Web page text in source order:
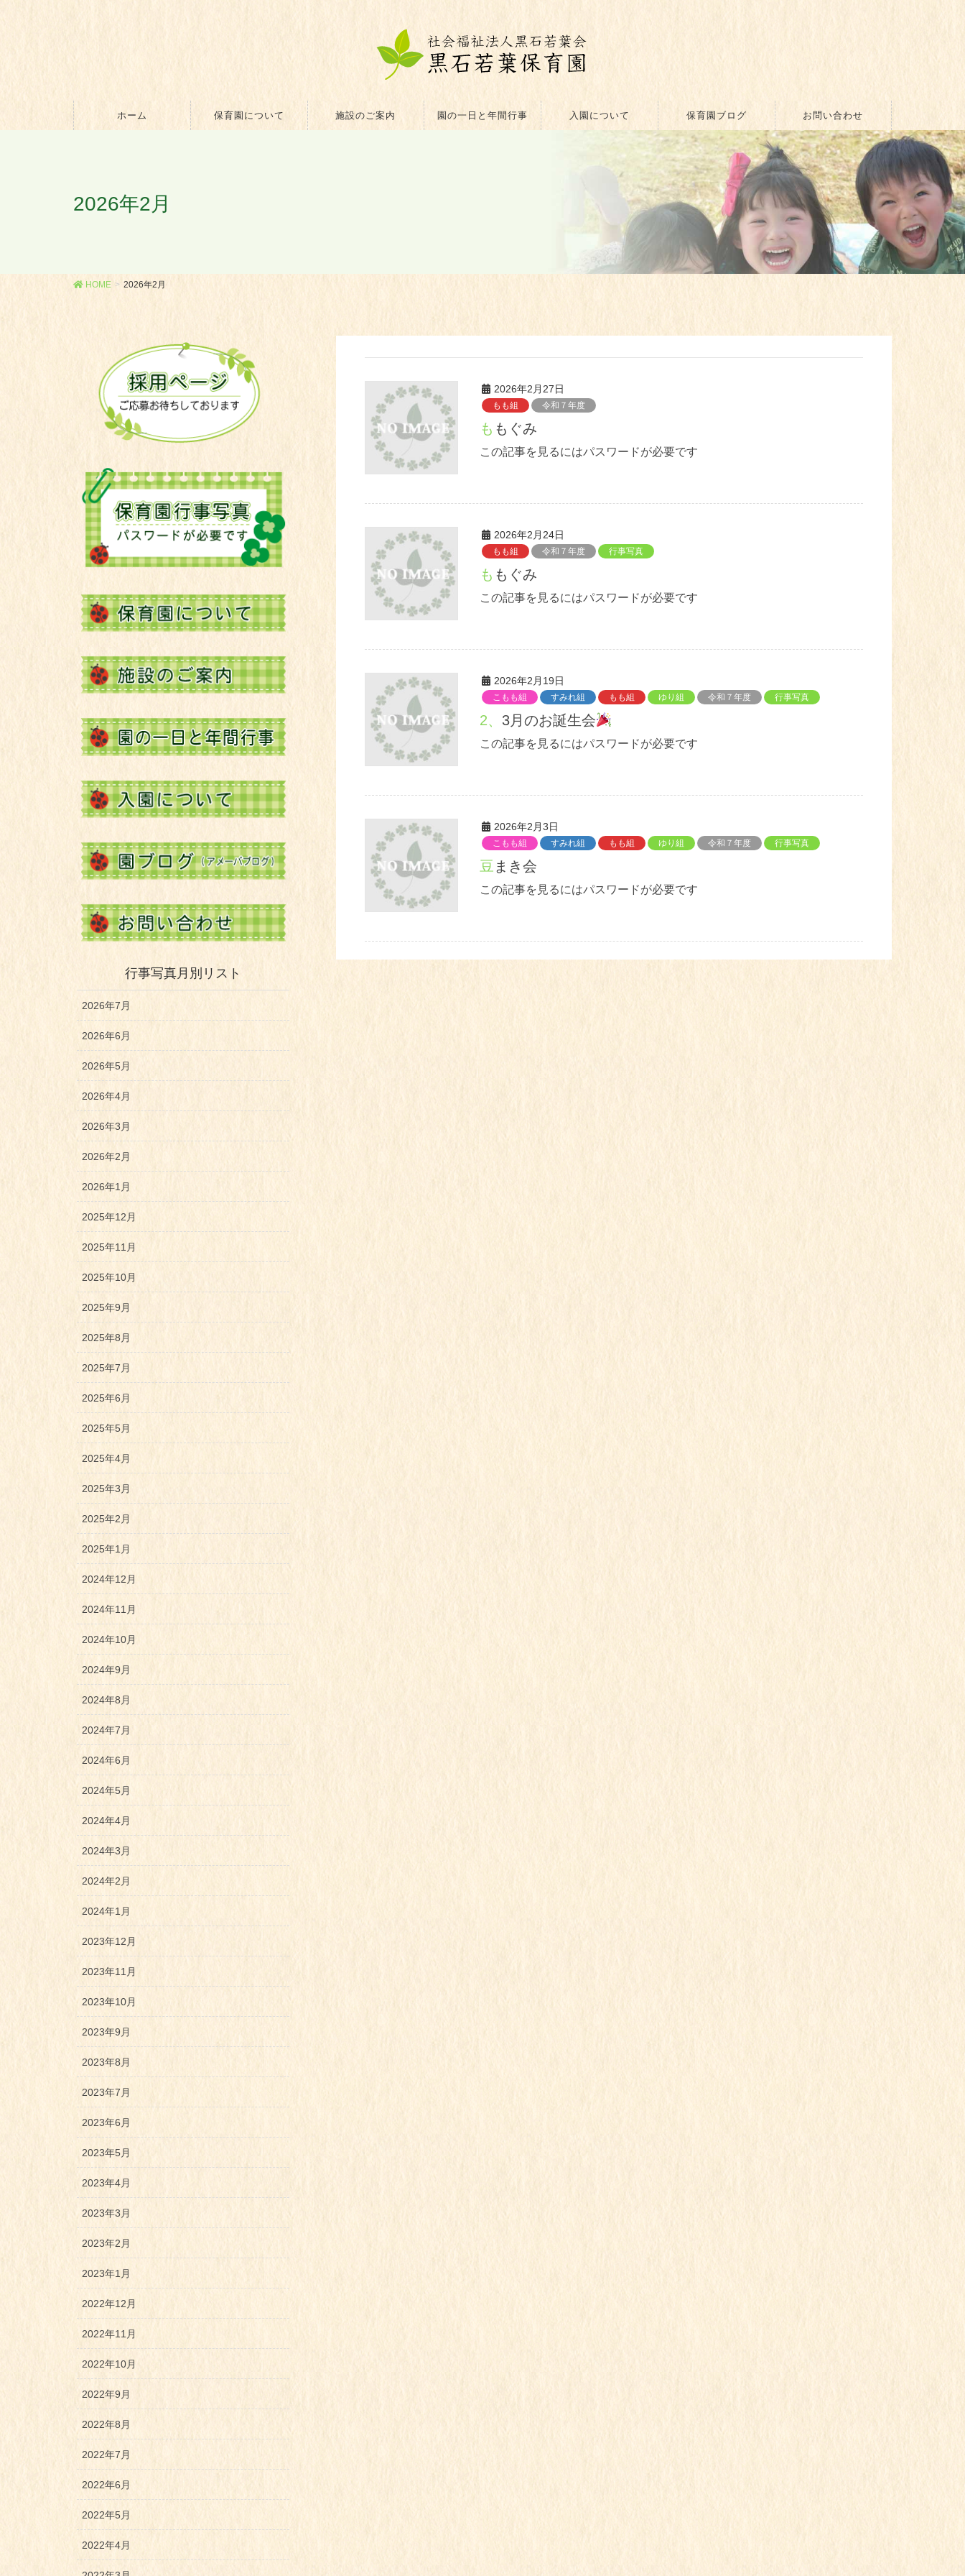
ホーム 保育園について 施設のご案内 園の一日と年間行事 入園について 保育園ブログ お問い合わせ
2026年2月
HOME 2026年2月
2026年2月27日
もも組 令和７年度
ももぐみ
この記事を見るにはパスワードが必要です
2026年2月24日
もも組 令和７年度 行事写真
ももぐみ
この記事を見るにはパスワードが必要です
2026年2月19日
こもも組 すみれ組 もも組 ゆり組 令和７年度 行事写真
2、3月のお誕生会
この記事を見るにはパスワードが必要です
2026年2月3日
こもも組 すみれ組 もも組 ゆり組 令和７年度 行事写真
豆まき会
この記事を見るにはパスワードが必要です
行事写真月別リスト
2026年7月
2026年6月
2026年5月
2026年4月
2026年3月
2026年2月
2026年1月
2025年12月
2025年11月
2025年10月
2025年9月
2025年8月
2025年7月
2025年6月
2025年5月
2025年4月
2025年3月
2025年2月
2025年1月
2024年12月
2024年11月
2024年10月
2024年9月
2024年8月
2024年7月
2024年6月
2024年5月
2024年4月
2024年3月
2024年2月
2024年1月
2023年12月
2023年11月
2023年10月
2023年9月
2023年8月
2023年7月
2023年6月
2023年5月
2023年4月
2023年3月
2023年2月
2023年1月
2022年12月
2022年11月
2022年10月
2022年9月
2022年8月
2022年7月
2022年6月
2022年5月
2022年4月